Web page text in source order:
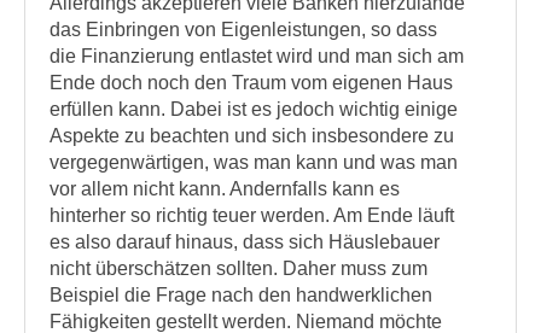
das Einbringen von Eigenleistungen, so dass
die Finanzierung entlastet wird und man sich am
Ende doch noch den Traum vom eigenen Haus
erfüllen kann. Dabei ist es jedoch wichtig einige
Aspekte zu beachten und sich insbesondere zu
vergegenwärtigen, was man kann und was man
vor allem nicht kann. Andernfalls kann es
hinterher so richtig teuer werden. Am Ende läuft
es also darauf hinaus, dass sich Häuslebauer
nicht überschätzen sollten. Daher muss zum
Beispiel die Frage nach den handwerklichen
Fähigkeiten gestellt werden. Niemand möchte